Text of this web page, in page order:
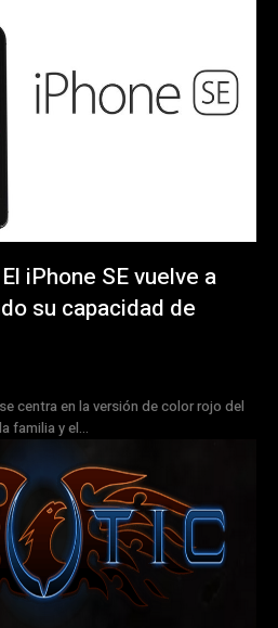
iPhone SE vuelve a
su capacidad de
centra en la versión de color rojo del
familia y el...